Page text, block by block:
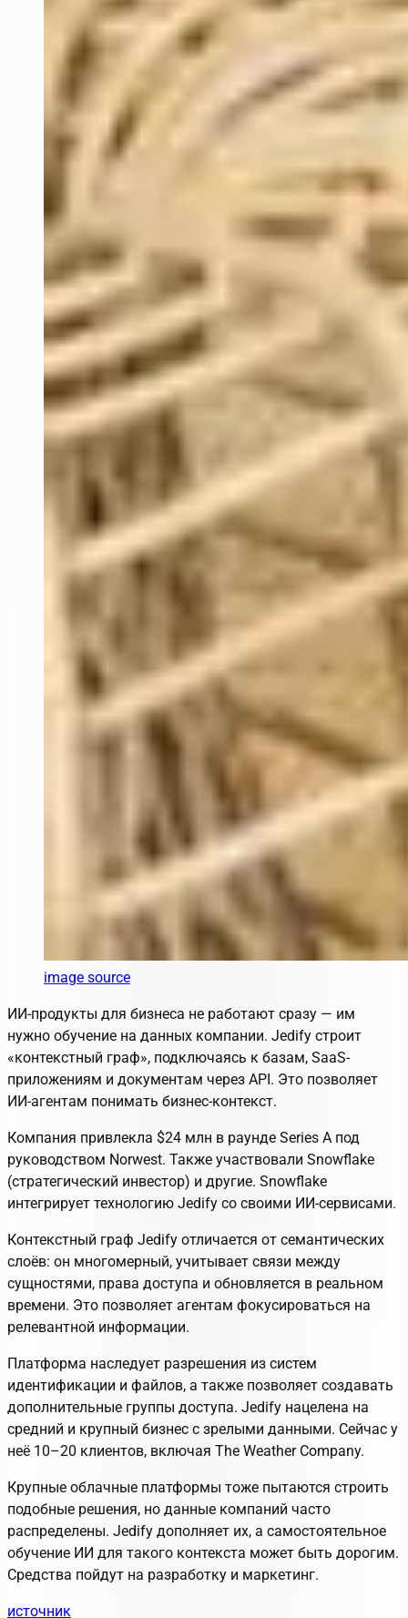
image source
ИИ-продукты для бизнеса не работают сразу — им
нужно обучение на данных компании. Jedify строит
«контекстный граф», подключаясь к базам, SaaS-
приложениям и документам через API. Это позволяет
ИИ-агентам понимать бизнес-контекст.
Компания привлекла $24 млн в раунде Series A под
руководством Norwest. Также участвовали Snowflake
(стратегический инвестор) и другие. Snowflake
интегрирует технологию Jedify со своими ИИ-сервисами.
Контекстный граф Jedify отличается от семантических
слоёв: он многомерный, учитывает связи между
сущностями, права доступа и обновляется в реальном
времени. Это позволяет агентам фокусироваться на
релевантной информации.
Платформа наследует разрешения из систем
идентификации и файлов, а также позволяет создавать
дополнительные группы доступа. Jedify нацелена на
средний и крупный бизнес с зрелыми данными. Сейчас у
неё 10–20 клиентов, включая The Weather Company.
Крупные облачные платформы тоже пытаются строить
подобные решения, но данные компаний часто
распределены. Jedify дополняет их, а самостоятельное
обучение ИИ для такого контекста может быть дорогим.
Средства пойдут на разработку и маркетинг.
источник